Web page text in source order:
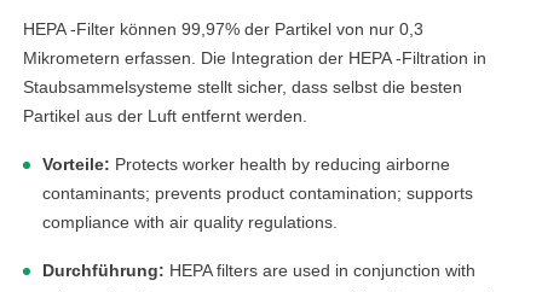
HEPA -Filter können 99,97% der Partikel von nur 0,3
Mikrometern erfassen. Die Integration der HEPA -Filtration in
Staubsammelsysteme stellt sicher, dass selbst die besten
Partikel aus der Luft entfernt werden.
Vorteile: Protects worker health by reducing airborne
contaminants; prevents product contamination; supports
compliance with air quality regulations.
Durchführung: HEPA filters are used in conjunction with